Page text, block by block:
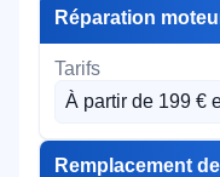
Réparation
À partir de 199 €
Remplacement